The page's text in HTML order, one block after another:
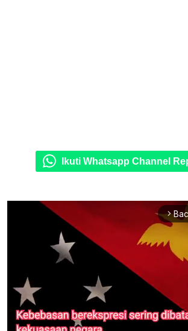
Ikuti Whatsapp Channel
arrow_forward_ios